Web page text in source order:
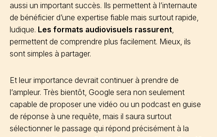
aussi un important succès. Ils permettent à l’internaute
de bénéficier d’une expertise fiable mais surtout rapide,
ludique. Les formats audiovisuels rassurent,
permettent de comprendre plus facilement. Mieux, ils
sont simples à partager.
Et leur importance devrait continuer à prendre de
l’ampleur. Très bientôt, Google sera non seulement
capable de proposer une vidéo ou un podcast en guise
de réponse à une requête, mais il saura surtout
sélectionner le passage qui répond précisément à la